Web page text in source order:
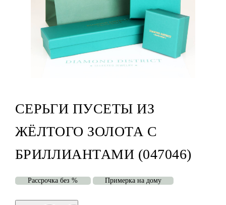
СЕРЬГИ ПУСЕТЫ ИЗ
ЖЁЛТОГО ЗОЛОТА С
БРИЛЛИАНТАМИ (047046)
Рассрочка без % Примерка на дому